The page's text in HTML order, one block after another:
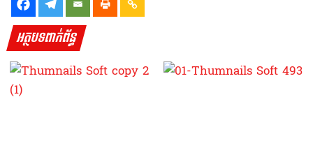
អត្ថបទពាក់ព័ន្ធ